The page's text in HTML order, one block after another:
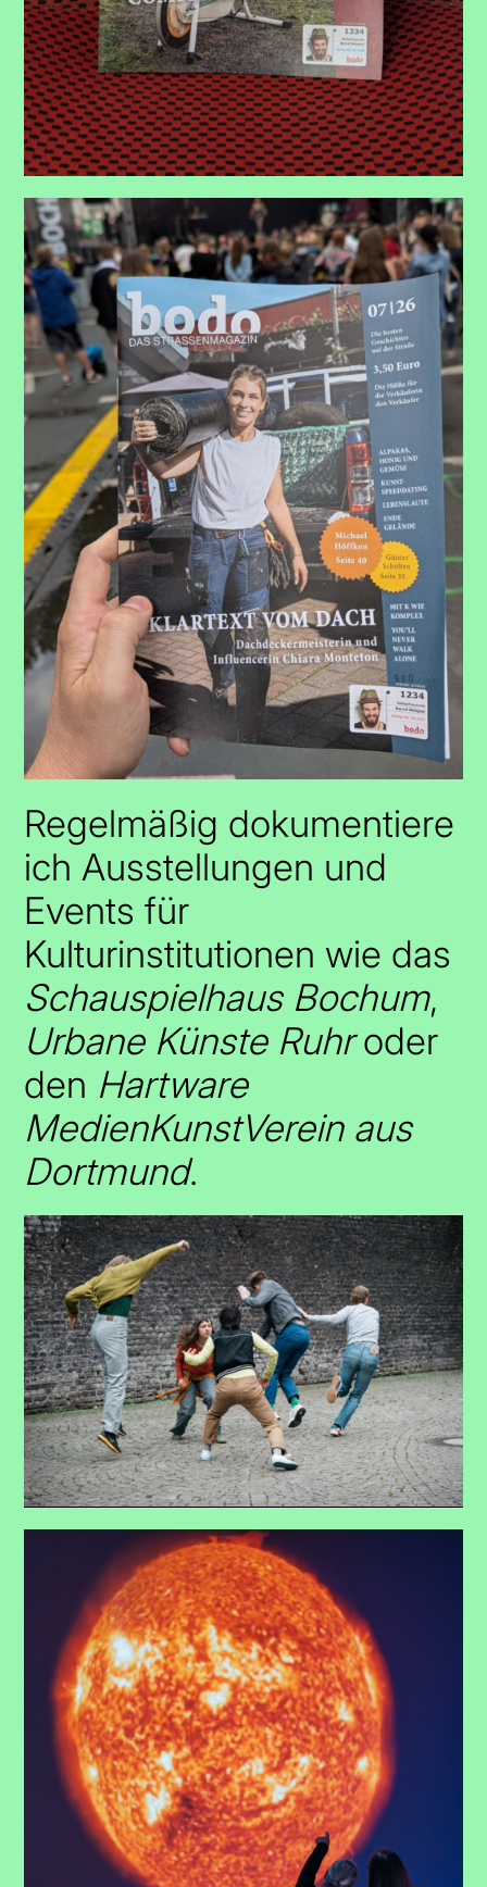
Regelmäßig dokumentiere
ich Ausstellungen und
Events für
Kulturinstitutionen wie das
Schauspielhaus Bochum,
Urbane Künste Ruhroder
den Hartware
MedienKunstVerein aus
Dortmund.